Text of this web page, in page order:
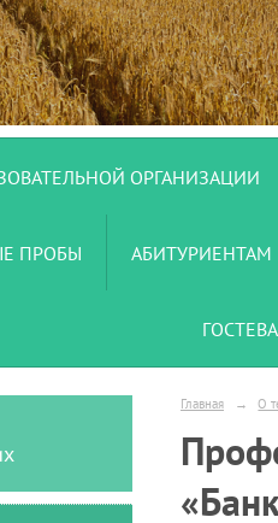
ОРГАНИЗАЦИИ
ПРОБЫ АБИТУРИЕНТАМ
Главная → О